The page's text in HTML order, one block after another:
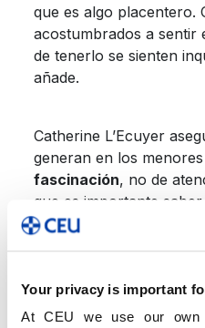
Your privacy is important
At CEU we use our own
que es algo placentero.
acostumbrados a sentir
de tenerlo se sienten
añade.
Catherine L’Ecuyer
generan en los
fascinación, no de
que es importante
«la atención es una
ante estos estímulos
intermitentes».